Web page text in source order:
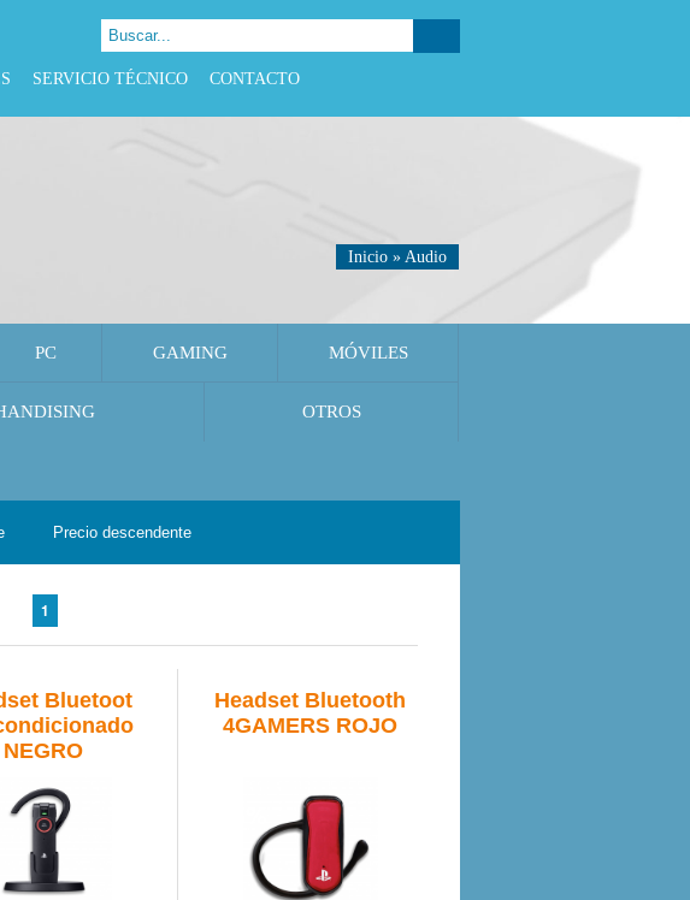
SERVICIO TÉCNICO CONTACTO
Inicio » Audio
PC GAMING MÓVILES
OTROS
Precio descendente
1
Bluetoot
NEGRO
Headset Bluetooth
4GAMERS ROJO